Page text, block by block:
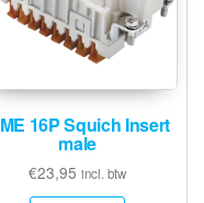
16P Squich Insert
male
€23,95 incl. btw